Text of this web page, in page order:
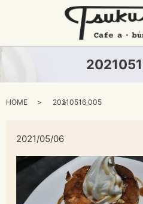
HOME 20210516_005
2021/05/06